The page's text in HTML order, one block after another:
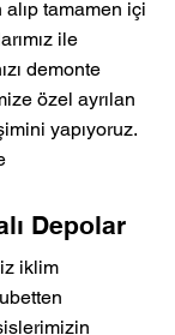
alıp tamamen içi
ile
demonte
özel ayrılan
yapıyoruz.
Depolar
iklim